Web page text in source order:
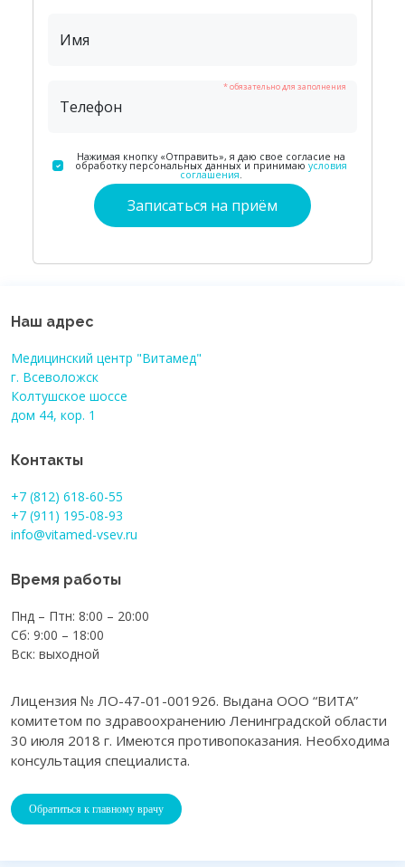
Имя
* обязательно для заполнения
Телефон
Нажимая кнопку «Отправить», я даю свое согласие на
обработку персональных данных и принимаю условия
соглашения.
Наш адрес
Медицинский центр "Витамед"
г. Всеволожск
Колтушское шоссе
дом 44, кор. 1
Контакты
+7 (812) 618-60-55
+7 (911) 195-08-93
info@vitamed-vsev.ru
Время работы
Пнд – Птн: 8:00 – 20:00
Сб: 9:00 – 18:00
Вск: выходной
Лицензия № ЛО-47-01-001926. Выдана ООО “ВИТА”
комитетом по здравоохранению Ленинградской области
30 июля 2018 г. Имеются противопоказания. Необходима
консультация специалиста.
Обратиться к главному врачу